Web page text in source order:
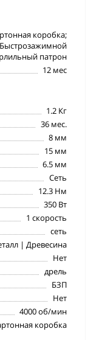
коробка;
Быстрозажимной
патрон
12 мес
1.2 Кг
36 мес.
8 мм
15 мм
6.5 мм
Сеть
12.3 Нм
350 Вт
1 скорость
сеть
| Древесина
Нет
дрель
БЗП
Нет
4000 об/мин
коробка